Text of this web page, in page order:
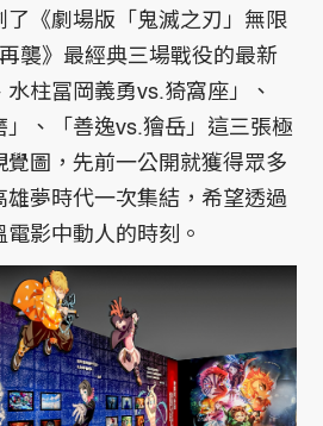
了《劇場版「鬼滅之刃」無限
襲》最經典三場戰役的最新
柱冨岡義勇vs.猗窩座」、
」、「善逸vs.獪岳」這三張極
覺圖，先前一公開就獲得眾多
雄夢時代一次集結，希望透過
影中動人的時刻。